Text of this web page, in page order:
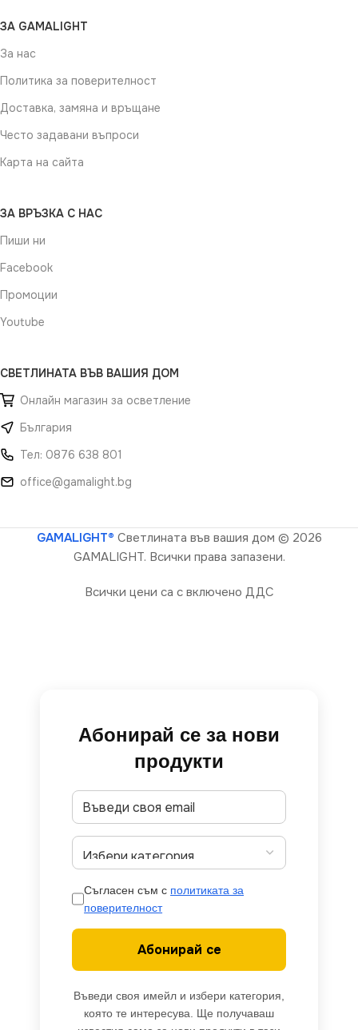
ЗА GAMALIGHT
За нас
Политика за поверителност
Доставка, замяна и връщане
Често задавани въпроси
Карта на сайта
ЗА ВРЪЗКА С НАС
Пиши ни
Facebook
Промоции
Youtube
СВЕТЛИНАТА ВЪВ ВАШИЯ ДОМ
Онлайн магазин за осветление
България
Тел: 0876 638 801
office@gamalight.bg
GAMALIGHT® Светлината във вашия дом © 2026
GAMALIGHT. Всички права запазени.
Всички цени са с включено ДДС
Абонирай се за нови
продукти
Съгласен съм с политиката за
поверителност
Абонирай се
Въведи своя имейл и избери категория,
която те интересува. Ще получаваш